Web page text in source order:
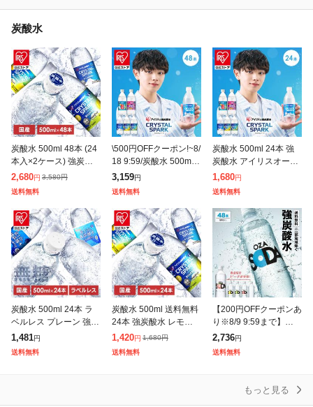
炭酸水
炭酸水 500ml 48本 (24
本入×2ケース) 強炭酸
水 無糖 プレーン レモ
ン 天然水 スパークリン
グ ソーダ カロリーゼ
2,680円 3,580円
送料無料
\500円OFFクーポン!~8/
18 9:59/炭酸水 500ml 4
8本 (24本入×2箱) 強炭
酸水 アイリスオーヤマ
クリ
3,159円
送料無料
炭酸水 500ml 24本 強
炭酸水 アイリスオーヤ
マ 選べる ラベルレス
プレーン レモン ラムネ
グレープソーダ フレー
バー
1,680円
送料無料
炭酸水 500ml 24本 ラ
ベルレス プレーン 強炭
酸水 無糖 無果汁 天然
水 ミネラルウォーター
スパークリングウォー
1,481円
送料無料
炭酸水 500ml 送料無料
24本 強炭酸水 レモン
グレープフルーツ 水 ミ
ネラルウォーター 500
ml×24本 富士山の強
1,420円 1,680円
送料無料
【200円OFFクーポンあ
り※8/9 9:59まで】強炭
酸水 OZA SODA 500ml
48本 2ケース 炭酸水 無
糖 ソー
2,736円
送料無料
もっと見る